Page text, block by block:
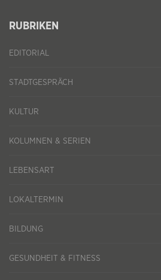
RUBRIKEN
EDITORIAL
STADTGESPRÄCH
KULTUR
KOLUMNEN & SERIEN
LEBENSART
LOKALTERMIN
BILDUNG
GESUNDHEIT & FITNESS